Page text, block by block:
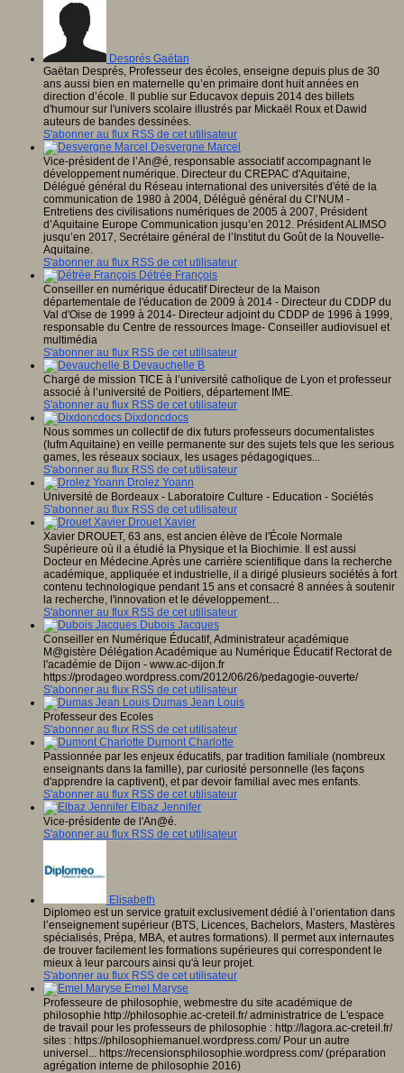
Després Gaëtan
Gaëtan Després, Professeur des écoles, enseigne depuis plus de 30
ans aussi bien en maternelle qu’en primaire dont huit années en
direction d’école. Il publie sur Educavox depuis 2014 des billets
d'humour sur l'univers scolaire illustrés par Mickaël Roux et Dawid
auteurs de bandes dessinées.
S'abonner au flux RSS de cet utilisateur
Desvergne Marcel
Vice-président de l’An@é, responsable associatif accompagnant le
développement numérique. Directeur du CREPAC d'Aquitaine,
Délégué général du Réseau international des universités d'été de la
communication de 1980 à 2004, Délégué général du CI’NUM -
Entretiens des civilisations numériques de 2005 à 2007, Président
d’Aquitaine Europe Communication jusqu’en 2012. Président ALIMSO
jusqu’en 2017, Secrétaire général de l’Institut du Goût de la Nouvelle-
Aquitaine.
S'abonner au flux RSS de cet utilisateur
Détrée François
Conseiller en numérique éducatif Directeur de la Maison
départementale de l'éducation de 2009 à 2014 - Directeur du CDDP du
Val d'Oise de 1999 à 2014- Directeur adjoint du CDDP de 1996 à 1999,
responsable du Centre de ressources Image- Conseiller audiovisuel et
multimédia
S'abonner au flux RSS de cet utilisateur
Devauchelle B
Chargé de mission TICE à l’université catholique de Lyon et professeur
associé à l’université de Poitiers, département IME.
S'abonner au flux RSS de cet utilisateur
Dixdoncdocs
Nous sommes un collectif de dix futurs professeurs documentalistes
(Iufm Aquitaine) en veille permanente sur des sujets tels que les serious
games, les réseaux sociaux, les usages pédagogiques...
S'abonner au flux RSS de cet utilisateur
Drolez Yoann
Université de Bordeaux - Laboratoire Culture - Education - Sociétés
S'abonner au flux RSS de cet utilisateur
Drouet Xavier
Xavier DROUET, 63 ans, est ancien élève de l'École Normale
Supérieure où il a étudié la Physique et la Biochimie. Il est aussi
Docteur en Médecine.Après une carrière scientifique dans la recherche
académique, appliquée et industrielle, il a dirigé plusieurs sociétés à fort
contenu technologique pendant 15 ans et consacré 8 années à soutenir
la recherche, l'innovation et le développement…
S'abonner au flux RSS de cet utilisateur
Dubois Jacques
Conseiller en Numérique Éducatif, Administrateur académique
M@gistère Délégation Académique au Numérique Éducatif Rectorat de
l'académie de Dijon - www.ac-dijon.fr
https://prodageo.wordpress.com/2012/06/26/pedagogie-ouverte/
S'abonner au flux RSS de cet utilisateur
Dumas Jean Louis
Professeur des Ecoles
S'abonner au flux RSS de cet utilisateur
Dumont Charlotte
Passionnée par les enjeux éducatifs, par tradition familiale (nombreux
enseignants dans la famille), par curiosité personnelle (les façons
d'apprendre la captivent), et par devoir familial avec mes enfants.
S'abonner au flux RSS de cet utilisateur
Elbaz Jennifer
Vice-présidente de l'An@é.
S'abonner au flux RSS de cet utilisateur
Elisabeth
Diplomeo est un service gratuit exclusivement dédié à l’orientation dans
l’enseignement supérieur (BTS, Licences, Bachelors, Masters, Mastères
spécialisés, Prépa, MBA, et autres formations). Il permet aux internautes
de trouver facilement les formations supérieures qui correspondent le
mieux à leur parcours ainsi qu'à leur projet.
S'abonner au flux RSS de cet utilisateur
Emel Maryse
Professeure de philosophie, webmestre du site académique de
philosophie http://philosophie.ac-creteil.fr/ administratrice de L'espace
de travail pour les professeurs de philosophie : http://lagora.ac-creteil.fr/
sites : https://philosophiemanuel.wordpress.com/ Pour un autre
universel... https://recensionsphilosophie.wordpress.com/ (préparation
agrégation interne de philosophie 2016)